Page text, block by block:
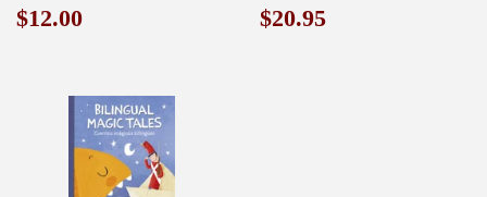
Precio
$12.00 Precio
$20.95